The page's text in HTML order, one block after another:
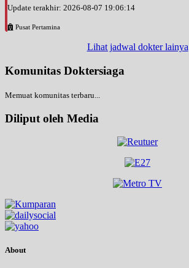
Update terakhir: 2026-08-07 19:06:14
Pusat Pertamina
Lihat jadwal dokter lainya
Komunitas Doktersiaga
Memuat komunitas terbaru...
Diliput oleh Media
About